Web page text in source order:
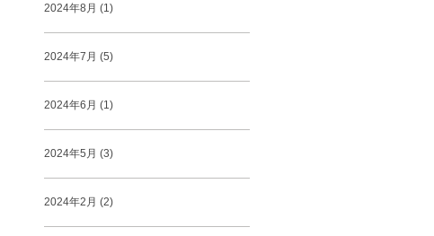
2024年8月 (1)
2024年7月 (5)
2024年6月 (1)
2024年5月 (3)
2024年2月 (2)